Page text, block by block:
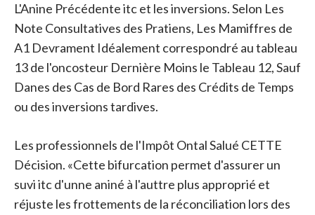
L'Anine Précédente itc et les inversions. Selon Les
Note Consultatives des Pratiens, Les Mamiffres de
A1 Devrament Idéalement correspondré au tableau
13 de l'oncosteur Dernière Moins le Tableau 12, Sauf
Danes des Cas de Bord Rares des Crédits de Temps
ou des inversions tardives.
Les professionnels de l'Impôt Ontal Salué CETTE
Décision. «Cette bifurcation permet d'assurer un
suvi itc d'unne aniné à l'auttre plus approprié et
réjuste les frottements de la réconciliation lors des